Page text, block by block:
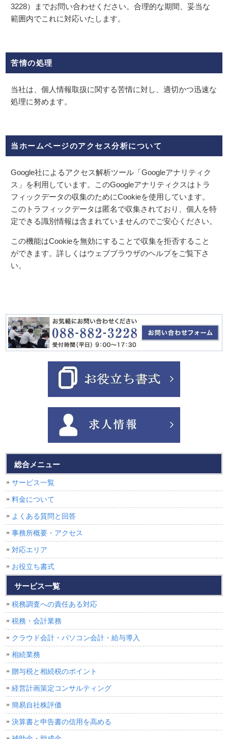
3228）までお問い合わせください。合理的な期間、妥当な
範囲内でこれに対応いたします。
苦情の処理
当社は、個人情報取扱に関する苦情に対し、適切かつ迅速な
処理に努めます。
当ホームページのアクセス分析について
Google社によるアクセス解析ツール「Googleアナリティク
ス」を利用しています。このGoogleアナリティクスはトラ
フィックデータの収集のためにCookieを使用しています。
このトラフィックデータは匿名で収集されており、個人を特
定できる識別情報は含まれていませんのでご安心ください。
この機能はCookieを無効にすることで収集を拒否すること
ができます。詳しくはウェブブラウザのヘルプをご覧下さ
い。
総合メニュー
サービス一覧
料金について
よくある質問と回答
事務所概要・アクセス
対応エリア
お役立ち書式
サービス一覧
税務調査への責任ある対応
税務・会計業務
クラウド会計・パソコン会計・給与導入
相続業務
贈与税と相続税のポイント
経営計画策定コンサルティング
簡易自社株評価
決算書と申告書の信用を高める